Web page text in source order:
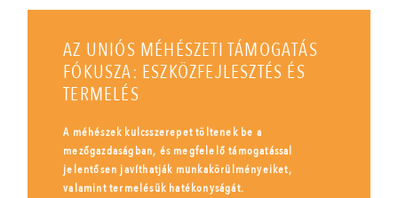
AZ UNIÓS MÉHÉSZETI TÁMOGATÁS
FÓKUSZA: ESZKÖZFEJLESZTÉS ÉS
TERMELÉS
A méhészek kulcsszerepet töltenek be a
mezőgazdaságban, és megfelelő támogatással
jelentősen javíthatják munkakörülményeiket,
valamint termelésük hatékonyságát.